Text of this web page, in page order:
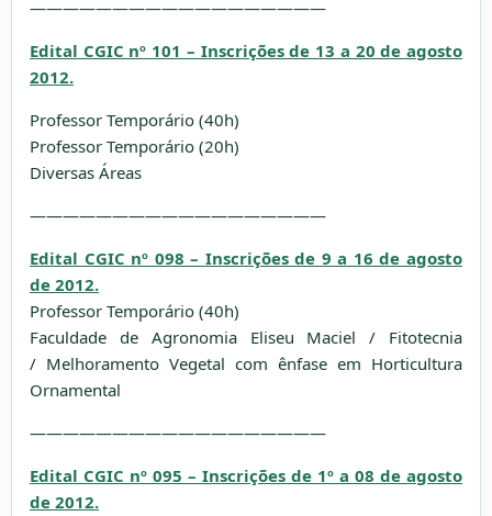
——————————————————
Edital CGIC nº 101 – Inscrições de 13 a 20 de agosto
2012.
Professor Temporário (40h)
Professor Temporário (20h)
Diversas Áreas
——————————————————
Edital CGIC nº 098 – Inscrições de 9 a 16 de agosto
de 2012.
Professor Temporário (40h)
Faculdade de Agronomia Eliseu Maciel / Fitotecnia
/ Melhoramento Vegetal com ênfase em Horticultura
Ornamental
——————————————————
Edital CGIC nº 095 – Inscrições de 1º a 08 de agosto
de 2012.